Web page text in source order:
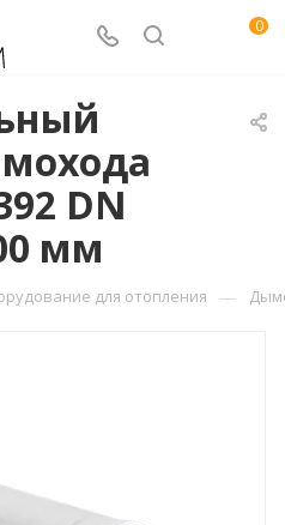
0
DN
мм
для отопления —